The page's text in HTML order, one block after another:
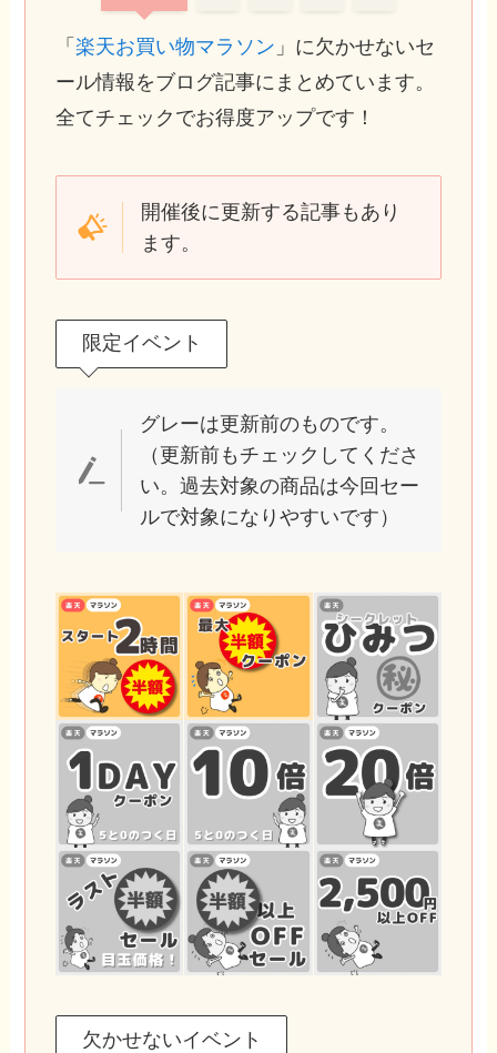
「楽天お買い物マラソン 」に欠かせないセ
ール情報をブログ記事にまとめています。
全てチェックでお得度アップです！
開催後に更新する記事もあり
ます。
限定イベント
グレーは更新前のものです。
（更新前もチェックしてくださ
い。過去対象の商品は今回セー
ルで対象になりやすいです）
欠かせないイベント